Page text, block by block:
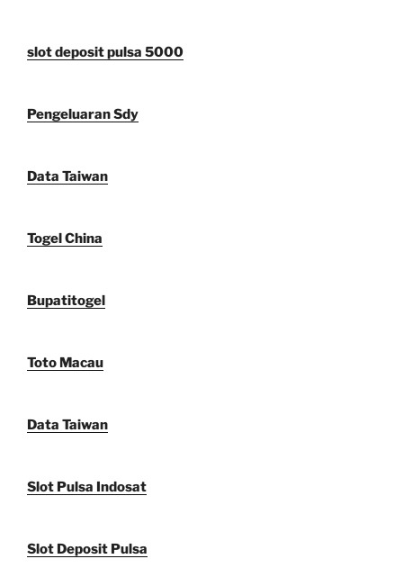
slot deposit pulsa 5000
Pengeluaran Sdy
Data Taiwan
Togel China
Bupatitogel
Toto Macau
Data Taiwan
Slot Pulsa Indosat
Slot Deposit Pulsa